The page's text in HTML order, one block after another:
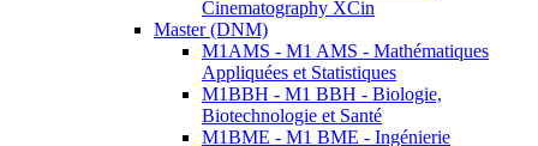
Cinematography XCin
Master (DNM)
M1AMS - M1 AMS - Mathématiques
Appliquées et Statistiques
M1BBH - M1 BBH - Biologie,
Biotechnologie et Santé
M1BME - M1 BME - Ingénierie